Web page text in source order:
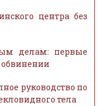
центра без
делам: первые
обвинении
руководство по
тела